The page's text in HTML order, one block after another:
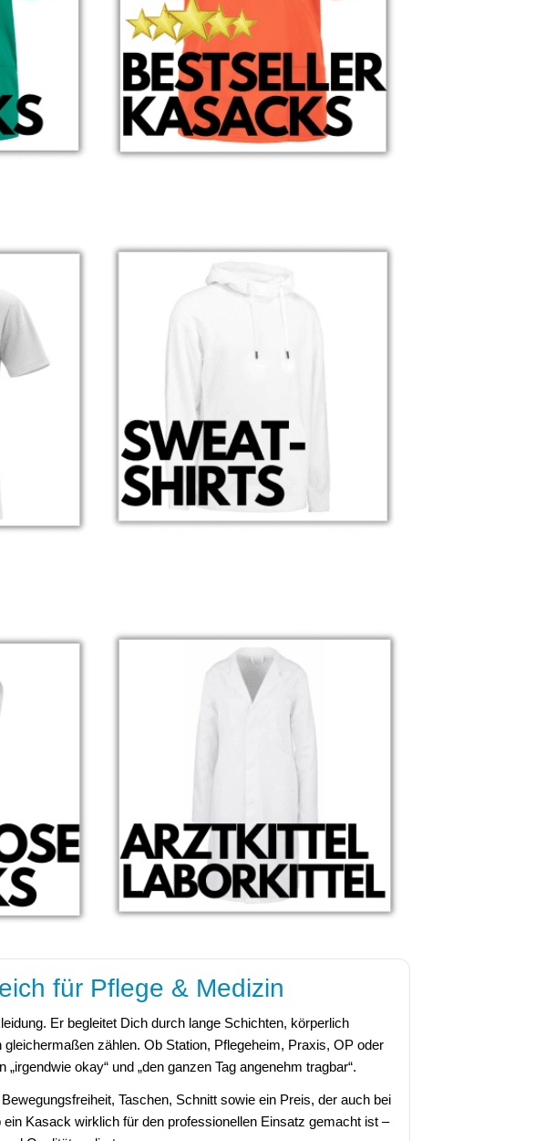
für Pflege & Medizin
Er begleitet Dich durch lange Schichten, körperlich
zählen. Ob Station, Pflegeheim, Praxis, OP oder
okay“ und „den ganzen Tag angenehm tragbar“.
Taschen, Schnitt sowie ein Preis, der auch bei
Kasack wirklich für den professionellen Einsatz gemacht ist –